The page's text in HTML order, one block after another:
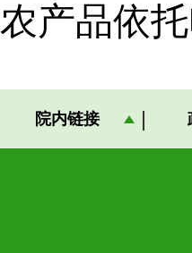
农产品依
院内链接